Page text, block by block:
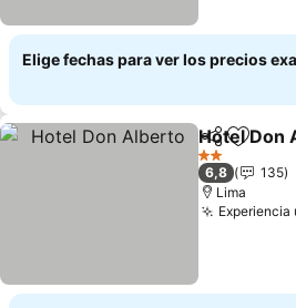
Elige fechas para ver los precios
Compartir
Hotel Don
2 Estrellas
6,8
135
Lima
Experiencia